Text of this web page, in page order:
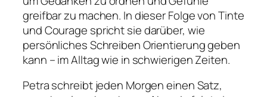
greifbar zu machen. In dieser Folge vonTinte
und Courage spricht sie darüber, wie
persönliches Schreiben Orientierung geben
kann – im Alltag wie in schwierigen Zeiten.
Petra schreibt jeden Morgen einen Satz,